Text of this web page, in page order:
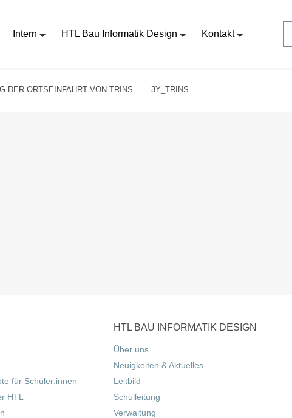
Intern HTL Bau Informatik Design Kontakt
DER ORTSEINFAHRT VON TRINS 3Y_TRINS
für Schüler:innen
HTL
HTL BAU INFORMATIK DESIGN
Über uns
Neuigkeiten & Aktuelles
Leitbild
Schulleitung
Verwaltung